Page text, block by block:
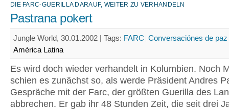
DIE FARC-GUERILLA DARAUF, WEITER ZU VERHANDELN
Pastrana pokert
Jungle World, 30.01.2002 | Tags: FARC Conversaciónes de paz
América Latina
Es wird doch wieder verhandelt in Kolumbien. Noch
schien es zunächst so, als werde Präsident Andres
Gespräche mit der Farc, der größten Guerilla des
abbrechen. Er gab ihr 48 Stunden Zeit, die seit drei